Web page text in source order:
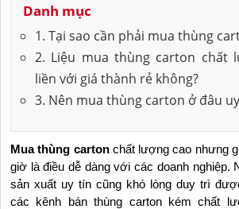
Danh mục
1. Tại sao cần phải mua thùng
2. Liệu mua thùng carton chất
liền với giá thành rẻ không?
3. Nên mua thùng carton ở đâu
Mua thùng carton chất lượng cao nhưng
giờ là điều dễ dàng với các doanh nghiệp.
sản xuất uy tín cũng khó lòng duy trì
các kênh bán thùng carton kém chất